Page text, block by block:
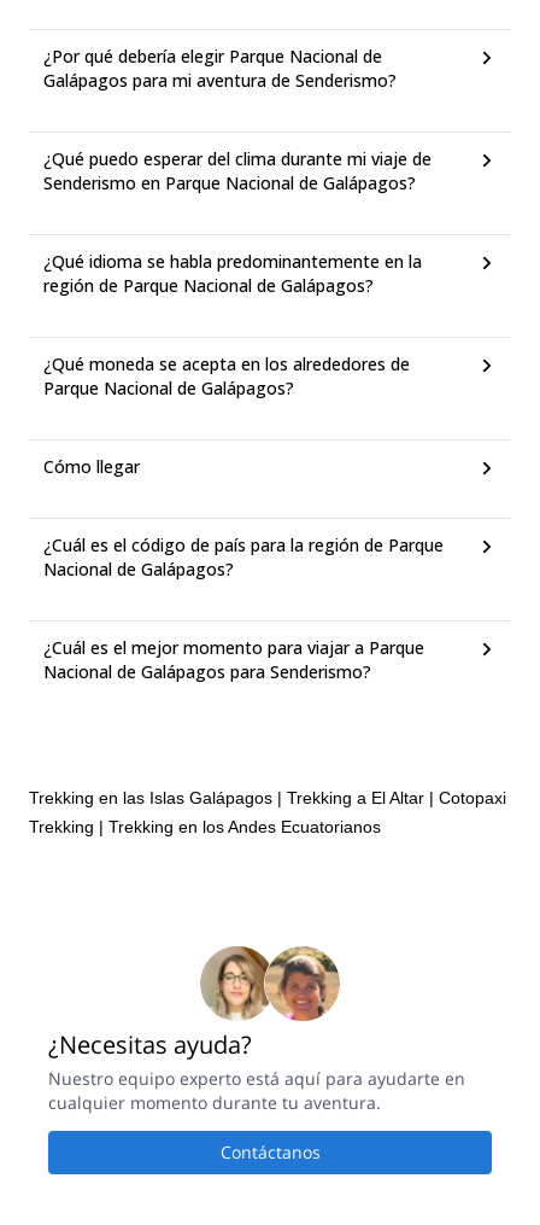
¿Por qué debería elegir Parque Nacional de
Galápagos para mi aventura de Senderismo?
¿Qué puedo esperar del clima durante mi viaje de
Senderismo en Parque Nacional de Galápagos?
¿Qué idioma se habla predominantemente en la
región de Parque Nacional de Galápagos?
¿Qué moneda se acepta en los alrededores de
Parque Nacional de Galápagos?
Cómo llegar
¿Cuál es el código de país para la región de Parque
Nacional de Galápagos?
¿Cuál es el mejor momento para viajar a Parque
Nacional de Galápagos para Senderismo?
Trekking en las Islas Galápagos | Trekking a El Altar | Cotopaxi
Trekking | Trekking en los Andes Ecuatorianos
¿Necesitas ayuda?
Nuestro equipo experto está aquí para ayudarte en
cualquier momento durante tu aventura.
Contáctanos